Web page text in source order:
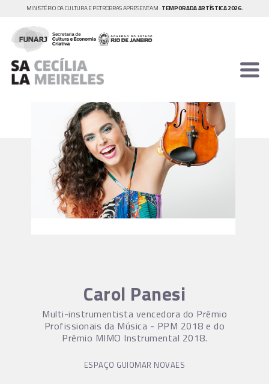
MINISTÉRIO DA CULTURA E PETROBRAS APRESENTAM : TEMPORADA ARTÍSTICA 2026.
Carol Panesi
Multi-instrumentista vencedora do Prêmio
Profissionais da Música - PPM 2018 e do
Prêmio MIMO Instrumental 2018.
ESPAÇO GUIOMAR NOVAES